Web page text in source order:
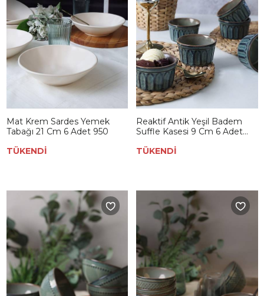
Mat Krem Sardes Yemek
Tabağı 21 Cm 6 Adet 950
TÜKENDİ
Reaktif Antik Yeşil Badem
Suffle Kasesi 9 Cm 6 Adet
TÜKENDİ